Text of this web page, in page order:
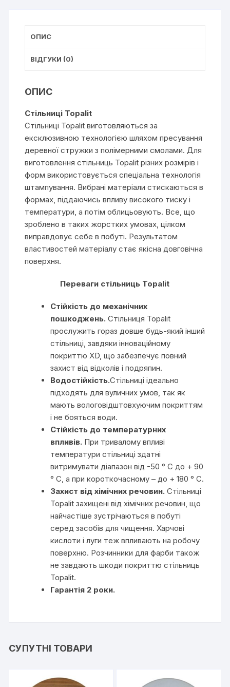
ОПИС
ВІДГУКИ (0)
ОПИС
Cтільниці Topalit
Стільниці Topalit виготовляються за
ексклюзивною технологією шляхом пресування
деревної стружки з полімерними смолами. Для
виготовлення стільниць Topalit різних розмірів і
форм використовується спеціальна технологія
штампування. Вибрані матеріали стискаються в
формах, піддаючись впливу високого тиску і
температури, а потім облицьовують. Все, що
зроблено в таких жорстких умовах, цілком
виправдовує себе в побуті. Результатом
властивостей матеріалу стає якісна довговічна
поверхня.
Переваги стільниць Topalit
Стійкість до механічних
пошкоджень.Стільниця Topalit
прослужить гораз довше будь-який інший
стільниці, завдяки інноваційному
покриттю XD, що забезпечує повний
захист від відколів і подряпин.
Водостійкість.Стільниці ідеально
підходять для вуличних умов, так як
мають вологовідштовхуючим покриттям
і не бояться води.
Стійкість до температурних
впливів. При тривалому впливі
температури стільниці здатні
витримувати діапазон від -50 ° С до + 90
° С, а при короткочасному – до + 180 ° С.
Захист від хімічних речовин.Стільниці
Topalit захищені від хімічних речовин, що
найчастіше зустрічаються в побуті
серед засобів для чищення. Харчові
кислоти і луги теж впливають на робочу
поверхню. Розчинники для фарби також
не завдають шкоди покриттю стільниць
Topalit.
Гарантія 2 роки.
СУПУТНІ ТОВАРИ